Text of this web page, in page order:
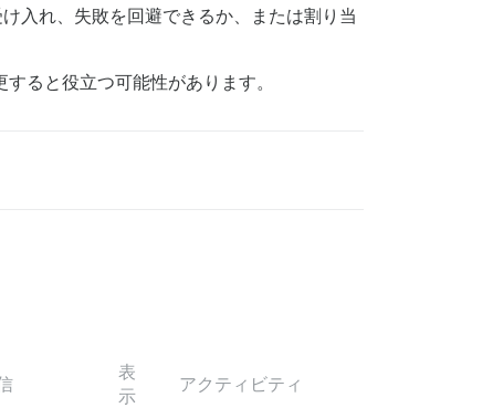
入れ、失敗を回避できるか、または割り当
ると役立つ可能性があります。
表
示
アクティビティ